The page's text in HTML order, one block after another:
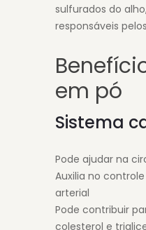
sulfurados do
responsáveis
em pó
Sistema
Pode ajudar na
Auxilia no
arterial
Pode contribuir
colesterol e